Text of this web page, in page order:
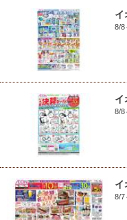
イ
8/8
イ
8/8
イ
8/7